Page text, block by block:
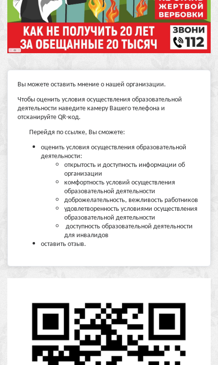
Вы можете оставить мнение о нашей организации.
Чтобы оценить условия осуществления образовательной
деятельности наведите камеру Вашего телефона и
отсканируйте QR-код.
Перейдя по ссылке, Вы сможете:
оценить условия осуществления образовательной
деятельности:
открытость и доступность информации об
организации
комфортность условий осуществления
образовательной деятельности
доброжелательность, вежливость работников
удовлетворенность условиями осуществления
образовательной деятельности
доступность образовательной деятельности
для инвалидов
оставить отзыв.